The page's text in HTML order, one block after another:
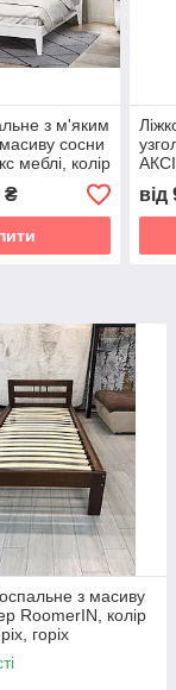
з м'яким
масиву сосни
меблі, колір
₴ від
з масиву
RoomerIN, колір
горіх